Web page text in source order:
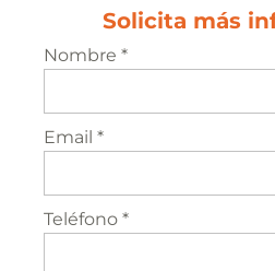
Solicita más
Nombre *
Email *
Teléfono *